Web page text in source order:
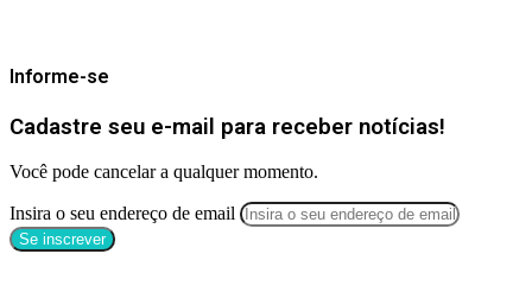
Informe-se
Cadastre seu e-mail para receber notícias!
Você pode cancelar a qualquer momento.
Insira o seu endereço de email